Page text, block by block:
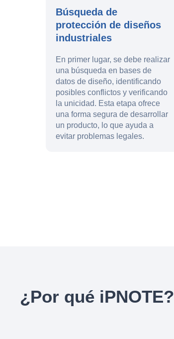
Búsqueda de
protección de diseños
industriales
En primer lugar, se debe realizar
una búsqueda en bases de
datos de diseño, identificando
posibles conflictos y verificando
la unicidad. Esta etapa ofrece
una forma segura de desarrollar
un producto, lo que ayuda a
evitar problemas legales.
¿Por qué iPNOTE?